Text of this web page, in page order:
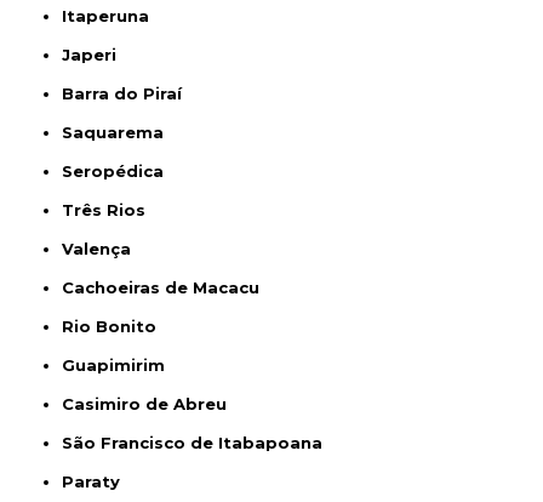
Itaperuna
Japeri
Barra do Piraí
Saquarema
Seropédica
Três Rios
Valença
Cachoeiras de Macacu
Rio Bonito
Guapimirim
Casimiro de Abreu
São Francisco de Itabapoana
Paraty